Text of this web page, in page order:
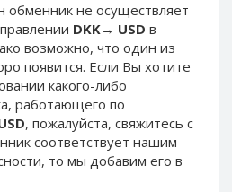
обменник не осуществляет
DKK→ USD в
возможно, что один из
появится. Если Вы хотите
какого-либо
работающего по
, пожалуйста, свяжитесь с
соответствует нашим
то мы добавим его в
PayPal CHF
PayPal MYR
Webmoney WMZ
Webmoney WMR
Webmoney WME
Webmoney WMU
Webmoney WMK